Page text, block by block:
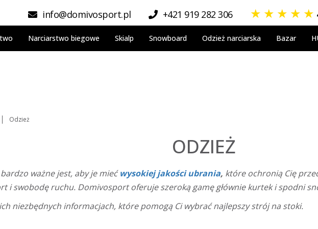
info@domivosport.pl +421 919 282 306 ★ ★ ★ ★ ★
Narciarstwo biegowe Skialp Snowboard Odzież narciarska Bazar
Odzież
ODZIEŻ
ważne jest, aby je miećwysokiej jakości ubrania, które ochronią Cię
i swobodę ruchu. Domivosport oferuje szeroką gamę głównie kurtek i spodni
niezbędnych informacjach, które pomogą Ci wybrać najlepszy strój na stoki.